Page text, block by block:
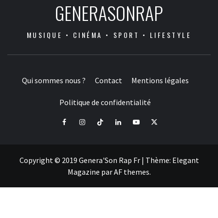
GENERASONRAP
MUSIQUE • CINÉMA • SPORT • LIFESTYLE
Qui sommes nous ? Contact Mentions légales
Politique de confidentialité
FacebookInstagramTiktok LinkedInYoutube
X
Copyright © 2019 Genera'Son Rap Fr | Thème: Elegant
Magazine parAF themes.